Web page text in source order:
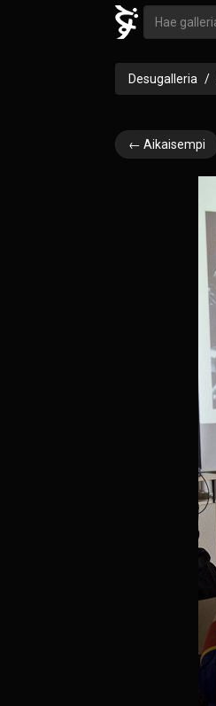
Desugalleria
← Aikaisempi